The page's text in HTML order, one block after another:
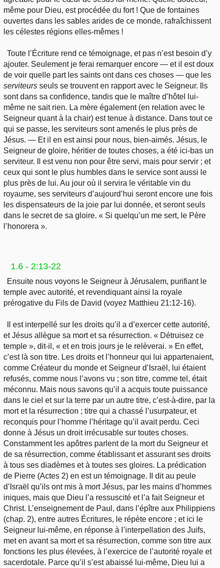
même pour Dieu, est procédée du fort ! Que de fontaines
ouvertes dans les sables arides de ce monde, rafraîchissent
les célestes régions elles-mêmes !
Toute l’Écriture rend ce témoignage, et pas n’est besoin d’y
ajouter. Seulement je ferai remarquer encore — et il est doux
de voir quelle part les saints ont dans ces choses — que les
serviteurs seuls se trouvent en rapport avec le Seigneur. Ils
sont dans sa confidence, tandis que le maître d’hôtel lui-
même ne sait rien. La mère également (en relation avec le
Seigneur quant à la chair) est tenue à distance. Dans tout ce
qui se passe, les serviteurs sont amenés le plus près de
Jésus. — Et il en est ainsi pour nous, bien-aimés. Jésus, le
Seigneur de gloire, héritier de toutes choses, a été ici-bas un
serviteur. Il est venu non pour être servi, mais pour servir ; et
ceux qui sont le plus humbles dans le service sont aussi le
plus près de lui. Au jour où il servira le véritable vin du
royaume, ses serviteurs d’aujourd’hui seront encore une fois
les dispensateurs de la joie par lui donnée, et seront seuls
dans le secret de sa gloire. « Si quelqu’un me sert, le Père
l’honorera ».
1.6 - 2:13-22
Ensuite nous voyons le Seigneur à Jérusalem, purifiant le
temple avec autorité, et revendiquant ainsi la royale
prérogative du Fils de David (voyez Matthieu 21:12-16).
Il est interpellé sur les droits qu’il a d’exercer cette autorité,
et Jésus allègue sa mort et sa résurrection. « Détruisez ce
temple », dit-il, « et en trois jours je le relèverai. » En effet,
c’est là son titre. Les droits et l’honneur qui lui appartenaient,
comme Créateur du monde et Seigneur d’Israël, lui étaient
refusés, comme nous l’avons vu ; son titre, comme tel, était
méconnu. Mais nous savons qu’il a acquis toute puissance
dans le ciel et sur la terre par un autre titre, c’est-à-dire, par la
mort et la résurrection ; titre qui a chassé l’usurpateur, et
reconquis pour l’homme l’héritage qu’il avait perdu. Ceci
donne à Jésus un droit irrécusable sur toutes choses.
Constamment les apôtres parlent de la mort du Seigneur et
de sa résurrection, comme établissant et assurant ses droits
à tous ses diadèmes et à toutes ses gloires. La prédication
de Pierre (Actes 2) en est un témoignage. Il dit au peule
d’Israël qu’ils ont mis à mort Jésus, par les mains d’hommes
iniques, mais que Dieu l’a ressuscité et l’a fait Seigneur et
Christ. L’enseignement de Paul, dans l’épître aux Philippiens
(chap. 2), entre autres Écritures, le répète encore ; et ici le
Seigneur lui-même, en réponse à l’interpellation des Juifs,
met en avant sa mort et sa résurrection, comme son titre aux
fonctions les plus élevées, à l’exercice de l’autorité royale et
sacerdotale. Parce qu’il s’est abaissé lui-même, Dieu lui a